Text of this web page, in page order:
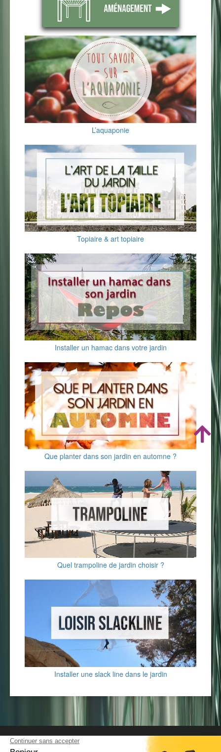
L’aquaponie
Topiaire & art topiaire
Installer un hamac dans votre jardin
Que planter dans son jardin en automne ?
Quel trampoline de jardin choisir ?
Installer une slack line dans le jardin